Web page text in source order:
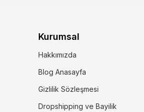
Kurumsal
Hakkımızda
Blog Anasayfa
Gizlilik Sözleşmesi
Dropshipping ve Bayilik